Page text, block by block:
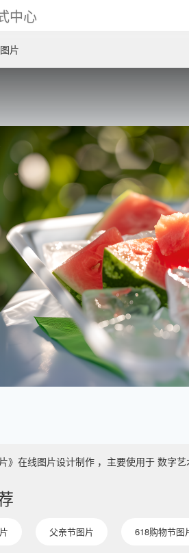
中心
片
》在线图片设计制作 ，主要使用于 数字
父亲节图片 618购物节图